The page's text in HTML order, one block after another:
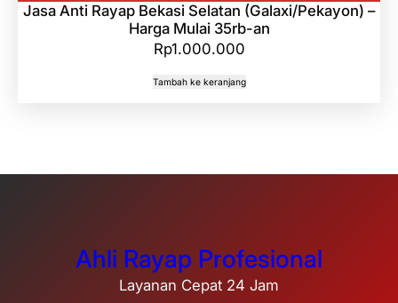
Jasa Anti Rayap Bekasi Selatan (Galaxi/Pekayon) –
Harga Mulai 35rb-an
Rp1.000.000
Tambah ke keranjang
Ahli Rayap Profesional
Layanan Cepat 24 Jam